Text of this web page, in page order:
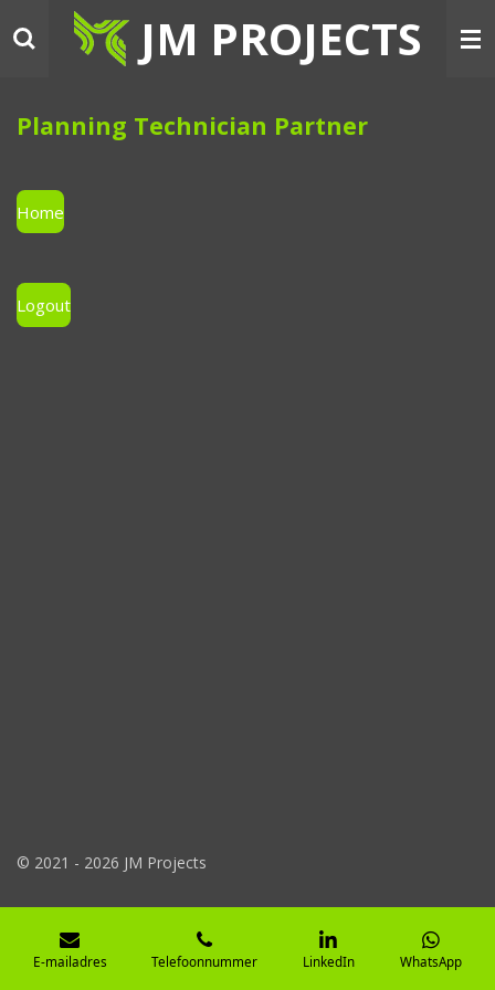
direct
hoofdinhoud
JM PROJECTS
Planning Technician Partner
Home
Logout
© 2021 - 2026 JM Projects
E-mailadres Telefoonnummer LinkedIn WhatsApp